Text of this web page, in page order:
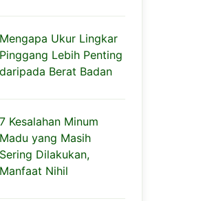
Mengapa Ukur Lingkar
Pinggang Lebih Penting
daripada Berat Badan
7 Kesalahan Minum
Madu yang Masih
Sering Dilakukan,
Manfaat Nihil